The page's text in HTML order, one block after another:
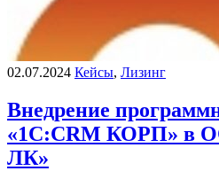
02.07.2024 Кейсы, Лизинг
Внедрение
«1С:CRM КОРП» в
ЛК»